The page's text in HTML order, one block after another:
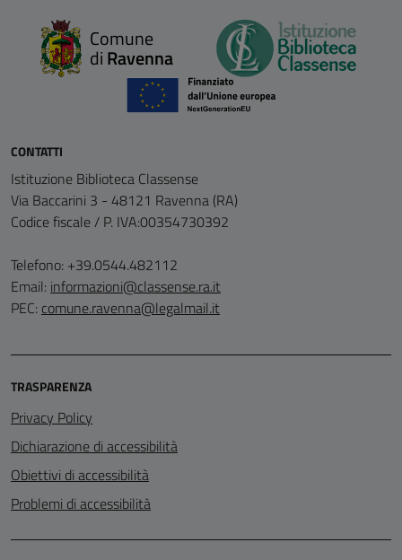
Comune
diRavenna
CONTATTI
Istituzione Biblioteca Classense
Via Baccarini 3 - 48121 Ravenna (RA)
Codice fiscale / P. IVA:00354730392
Telefono: +39.0544.482112
Email: informazioni@classense.ra.it
PEC: comune.ravenna@legalmail.it
TRASPARENZA
Privacy Policy
Dichiarazione di accessibilità
Obiettivi di accessibilità
Problemi di accessibilità